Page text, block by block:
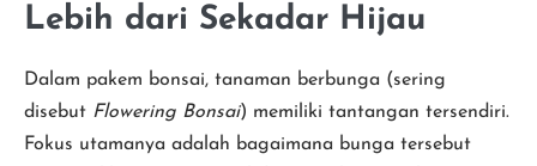
Lebih dari Sekadar Hijau
Dalam pakem bonsai, tanaman berbunga (sering
disebut Flowering Bonsai) memiliki tantangan tersendiri.
Fokus utamanya adalah bagaimana bunga tersebut